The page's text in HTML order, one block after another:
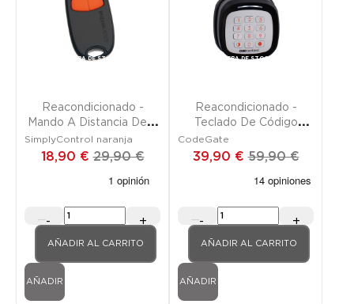
FUERA DE STOCK
Reacondicionado -
Mando A Distancia De 2
Canales
SimplyControl naranja
18,90 € 29,90 €
- +
AÑADIR AL CARRITO
AÑADIR
FUERA DE STOCK
Reacondicionado -
Teclado De Código
Inalámbrico
CodeGate
39,90 € 59,90 €
- +
AÑADIR AL CARRITO
AÑADIR